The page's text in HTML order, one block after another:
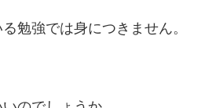
勉強では身につきません。